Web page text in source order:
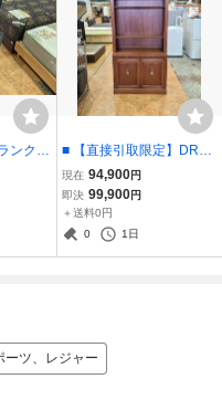
ンク発
ENJ
ィス
■ 【直接引取限定】DREX
EL HERITAGE/ドレクセル
ヘリテイジ Triune トライ
ユン 本棚 リビングボード
■
現在 94,900円
即決 99,900円
＋送料0円
0
1日
ーツ、レジャー